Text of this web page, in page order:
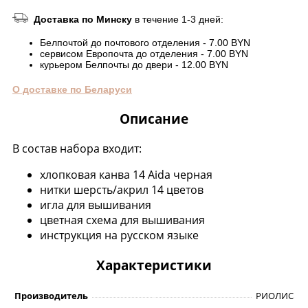
Доставка по Минску в течение 1-3 дней:
Белпочтой до почтового отделения - 7.00 BYN
сервисом Европочта до отделения - 7.00 BYN
курьером Белпочты до двери - 12.00 BYN
О доставке по Беларуси
Описание
В состав набора входит:
хлопковая канва 14 Aida черная
нитки шерсть/акрил 14 цветов
игла для вышивания
цветная схема для вышивания
инструкция на русском языке
Характеристики
Производитель РИОЛИС